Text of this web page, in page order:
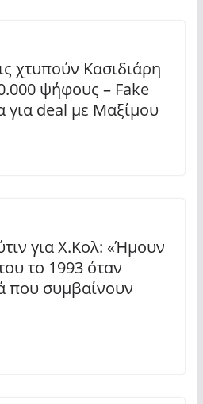
χτυπούν Κασιδιάρη
ψήφους – Fake
για deal με Μαξίμου
για Χ.Κολ: «Ήμουν
το 1993 όταν
που συμβαίνουν